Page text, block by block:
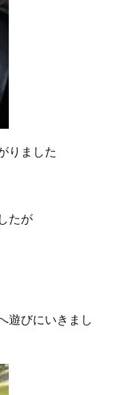
りました
たが
遊びにいきまし